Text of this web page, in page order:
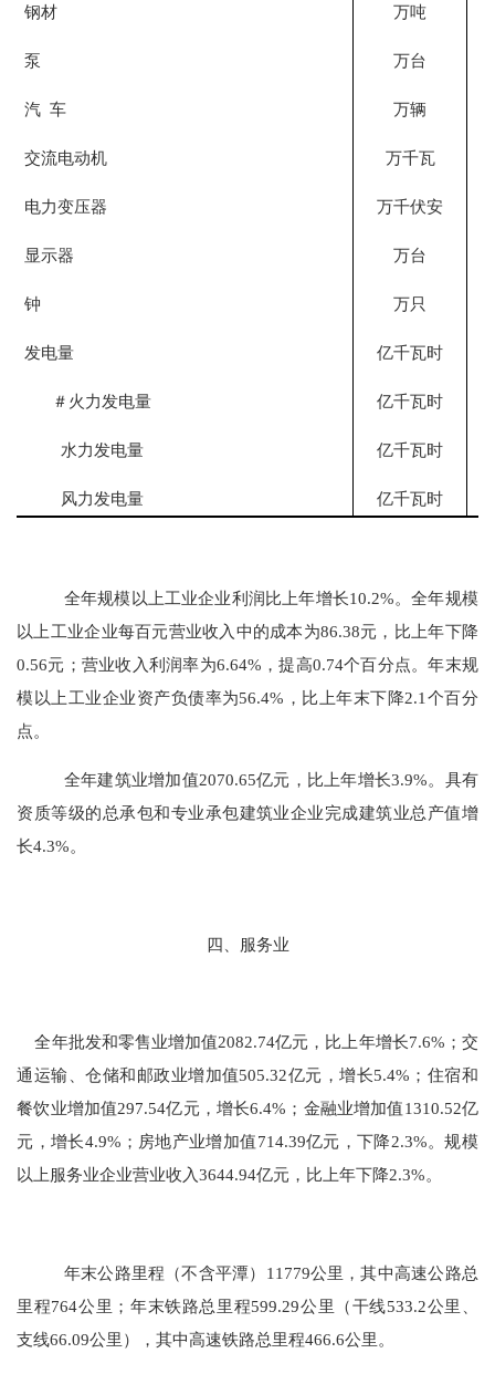
钢材 万吨
泵 万台
汽 车 万辆
交流电动机 万千瓦
电力变压器 万千伏安
显示器 万台
钟 万只
发电量 亿千瓦时
＃火力发电量 亿千瓦时
水力发电量 亿千瓦时
风力发电量 亿千瓦时
全年规模以上工业企业利润比上年增长10.2%。全年规模
以上工业企业每百元营业收入中的成本为86.38元，比上年下降
0.56元；营业收入利润率为6.64%，提高0.74个百分点。年末规
模以上工业企业资产负债率为56.4%，比上年末下降2.1 个百分
点。
全年建筑业增加值2070.65亿元，比上年增长3.9%。具有
资质等级的总承包和专业承包建筑业企业完成建筑业总产值增
长4.3%。
四、服务业
全年批发和零售业增加值2082.74亿元，比上年增长7.6%；交
通运输、仓储和邮政业增加值505.32亿元，增长5.4%；住宿和
餐饮业增加值297.54亿元，增长6.4%；金融业增加值1310.52亿
元，增长4.9%；房地产业增加值714.39亿元，下降2.3%。规模
以上服务业企业营业收入3644.94亿元， 比上年下降2.3%。
年末公路里程（不含平潭） 11779公里，其中高速公路总
里程764公里； 年末铁路总里程599.29公里（干线533.2公里、
支线66.09公里），其中高速铁路总里程466.6公里。